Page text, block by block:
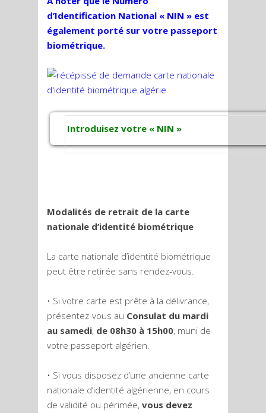
d’Identification National « NIN » est
également porté sur votre passeport
biométrique.
Introduisez votre « NIN »
Modalités de retrait de la carte
nationale d’identité biométrique
La carte nationale d’identité biométrique
peut être retirée sans rendez-vous.
• Si votre carte est prête à la délivrance,
présentez-vous au Consulat du mardi
au samedi, de 08h30 à 15h00, muni de
votre passeport algérien.
• Si vous disposez d’une ancienne carte
nationale d’identité algérienne, en cours
de validité ou périmée, vous devez